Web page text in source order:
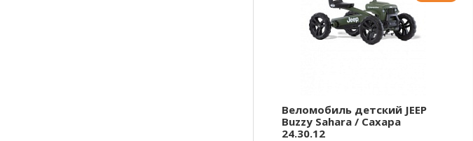
Веломобиль детский JEEP
Buzzy Sahara / Сахара
24.30.12